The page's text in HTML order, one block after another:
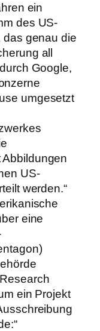
ein
des US-
das genau die
all
Google,
umgesetzt
US-
werden.“
eine
ein Projekt